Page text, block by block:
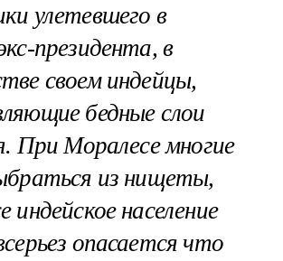
улетевшего в
президента, в
своем индейцы,
бедные слои
При Моралесе многие
из нищеты,
индейское население
опасается что